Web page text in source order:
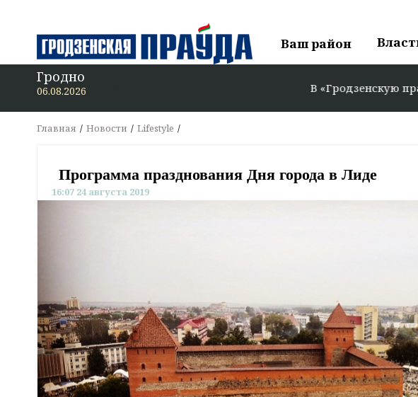
Ваш район
Гродно
06.08.2026 В «Гродзенскую праўду»
Главная Новости Lifestyle
Программа празднования Дня города в Лиде
16:07 24 августа 2019